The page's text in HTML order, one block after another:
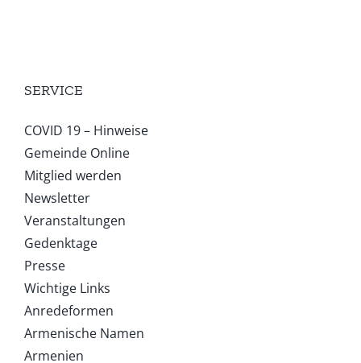
SERVICE
COVID 19 – Hinweise
Gemeinde Online
Mitglied werden
Newsletter
Veranstaltungen
Gedenktage
Presse
Wichtige Links
Anredeformen
Armenische Namen
Armenien